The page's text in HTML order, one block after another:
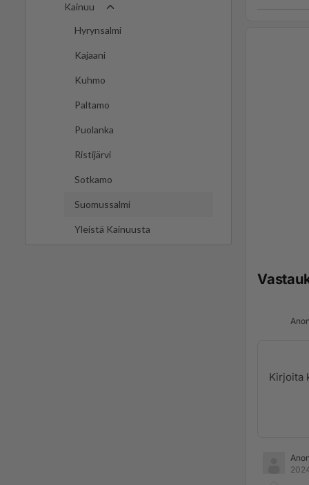
Kainuu
Hyrynsalmi
Kajaani
Kuhmo
Paltamo
Puolanka
Ristijärvi
Sotkamo
Suomussalmi
Yleistä Kainuusta